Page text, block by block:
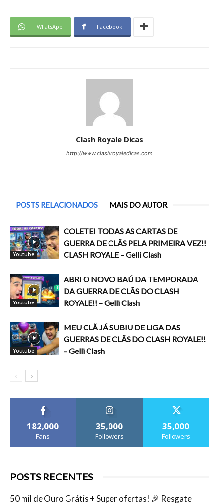
WhatsApp Facebook
Clash Royale Dicas
http://www.clashroyaledicas.com
POSTS RELACIONADOS MAIS DO AUTOR
Youtube
COLETEI TODAS AS CARTAS DE
GUERRA DE CLÃS PELA PRIMEIRA VEZ!!
CLASH ROYALE – Gelli Clash
Youtube
ABRI O NOVO BAÚ DA TEMPORADA
DA GUERRA DE CLÃS DO CLASH
ROYALE!! – Gelli Clash
Youtube
MEU CLÃ JÁ SUBIU DE LIGA DAS
GUERRAS DE CLÃS DO CLASH ROYALE!!
– Gelli Clash
182,000
Fans
35,000
Followers
35,000
Followers
POSTS RECENTES
50 mil de Ouro Grátis + Super ofertas! 🎉 Resgate